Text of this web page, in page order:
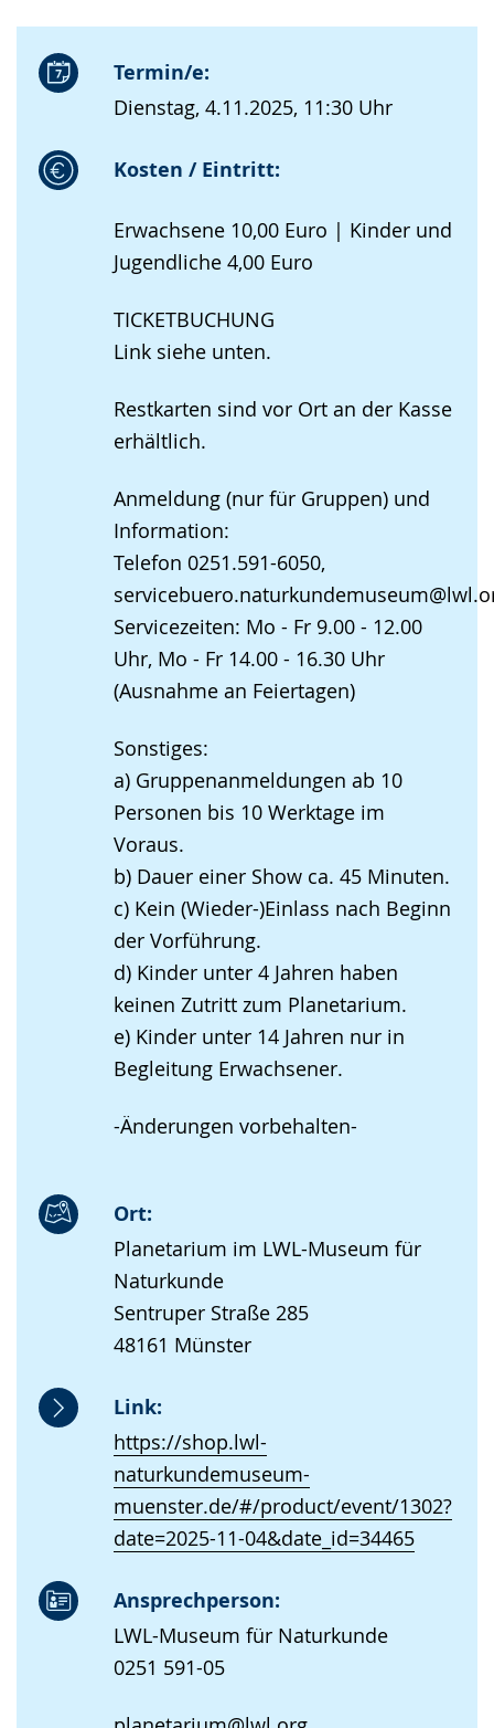
Termin/e:
Dienstag, 4.11.2025, 11:30 Uhr
Kosten / Eintritt:
Erwachsene 10,00 Euro | Kinder und
Jugendliche 4,00 Euro
TICKETBUCHUNG
Link siehe unten.
Restkarten sind vor Ort an der Kasse
erhältlich.
Anmeldung (nur für Gruppen) und
Information:
Telefon 0251.591-6050,
Servicezeiten: Mo - Fr 9.00 - 12.00
Uhr, Mo - Fr 14.00 - 16.30 Uhr
(Ausnahme an Feiertagen)
Sonstiges:
a) Gruppenanmeldungen ab 10
Personen bis 10 Werktage im
Voraus.
b) Dauer einer Show ca. 45 Minuten.
c) Kein (Wieder-)Einlass nach Beginn
der Vorführung.
d) Kinder unter 4 Jahren haben
keinen Zutritt zum Planetarium.
e) Kinder unter 14 Jahren nur in
Begleitung Erwachsener.
-Änderungen vorbehalten-
Ort:
Planetarium im LWL-Museum für
Naturkunde
Sentruper Straße 285
48161 Münster
Link:
https://shop.lwl-
naturkundemuseum-
muenster.de/#/product/event/1302?
date=2025-11-04&date_id=34465
Ansprechperson:
LWL-Museum für Naturkunde
0251 591-05